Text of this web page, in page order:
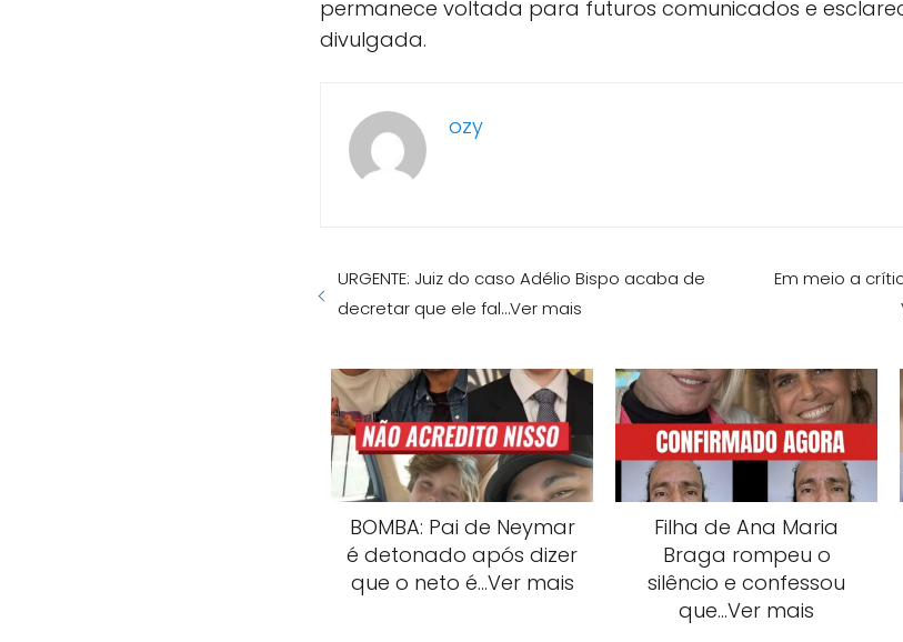
permanece voltada para futuros comunicados e
divulgada.
ozy
URGENTE: Juiz do caso Adélio Bispo acaba de
decretar que ele fal…Ver mais
Em meio a
BOMBA: Pai de Neymar
é detonado após dizer
que o neto é…Ver mais
Filha de Ana Maria
Braga rompeu o
silêncio e confessou
que…Ver mais